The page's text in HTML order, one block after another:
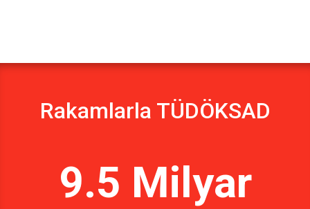
Rakamlarla TÜDÖKSAD
9.5 Milyar